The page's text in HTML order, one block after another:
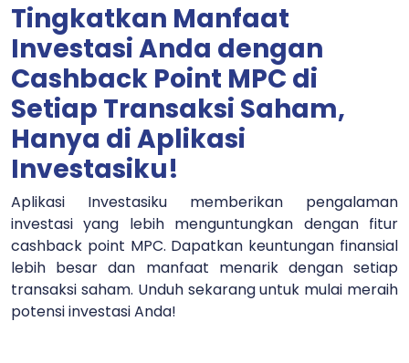
Tingkatkan Manfaat
Investasi Anda dengan
Cashback Point MPC di
Setiap Transaksi Saham,
Hanya di Aplikasi
Investasiku!
Aplikasi Investasiku memberikan pengalaman
investasi yang lebih menguntungkan dengan fitur
cashback point MPC. Dapatkan keuntungan finansial
lebih besar dan manfaat menarik dengan setiap
transaksi saham. Unduh sekarang untuk mulai meraih
potensi investasi Anda!